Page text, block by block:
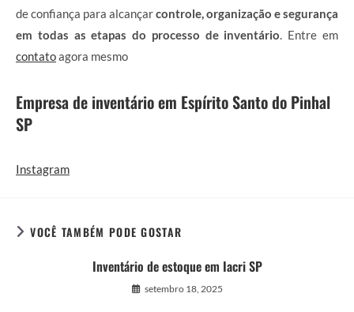
de confiança para alcançarcontrole, organização e segurança
em todas as etapas do processo de inventário . Entre em
contatoagora mesmo
Empresa de inventário em Espírito Santo do Pinhal
SP
Instagram
VOCÊ TAMBÉM PODE GOSTAR
Inventário de estoque em Iacri SP
setembro 18, 2025